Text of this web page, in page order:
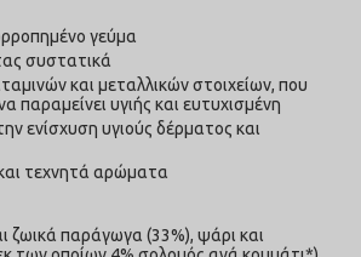
γεύμα
συστατικά
και μεταλλικών στοιχείων, που
παραμείνει υγιής και ευτυχισμένη
ενίσχυση υγιούς δέρματος και
τεχνητά αρώματα
ζωικά παράγωγα (33%), ψάρι και